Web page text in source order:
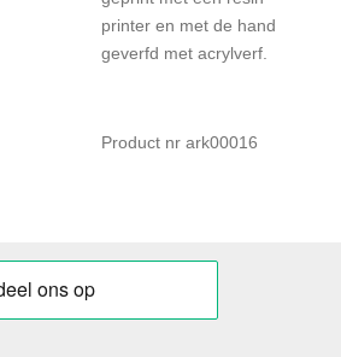
printer en met de hand
geverfd met acrylverf.
Product nr ark00016